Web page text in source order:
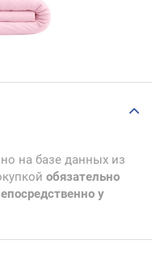
на базе данных из
обязательно
у